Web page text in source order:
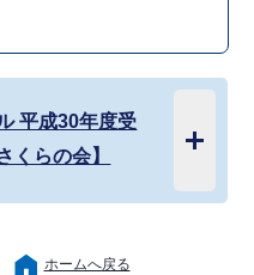
平成30年度受
くらの会】
ホームへ戻る